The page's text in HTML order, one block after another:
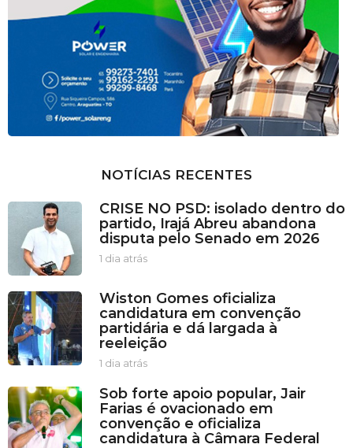
NOTÍCIAS RECENTES
CRISE NO PSD: isolado dentro do
partido, Irajá Abreu abandona
disputa pelo Senado em 2026
1 dia atrás1
a
a
t
r
á
Wiston Gomes oficializa
candidatura em convenção
partidária e dá largada à
reeleição
1 dia atrás1
i
a
a
t
Sob forte apoio popular, Jair
Farias é ovacionado em
convenção e oficializa
candidatura à Câmara Federal